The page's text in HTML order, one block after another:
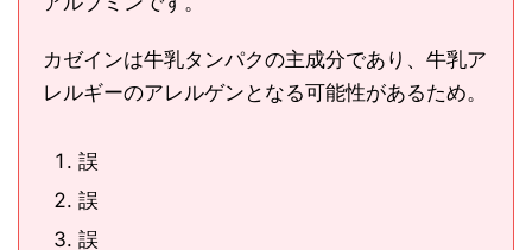
カゼインは牛乳タンパクの主成分であり、牛乳ア
レルギーのアレルゲンとなる可能性があるため。
誤
誤
誤